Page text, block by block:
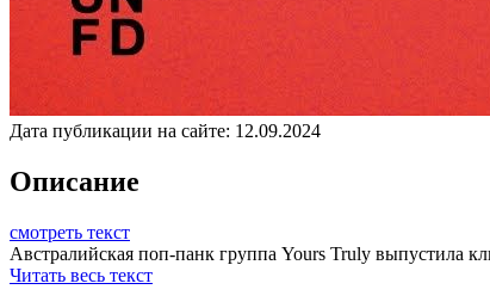
Дата публикации на сайте: 12.09.2024
Описание
смотреть текст
Австралийская поп-панк группа Yours Truly выпустила
Читать весь текст